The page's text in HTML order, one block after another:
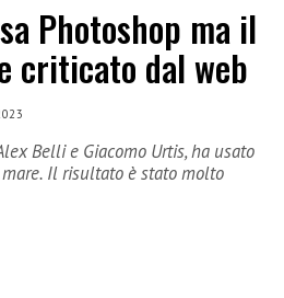
Photoshop ma il
criticato dal web
Belli e Giacomo Urtis, ha usato
Il risultato è stato molto